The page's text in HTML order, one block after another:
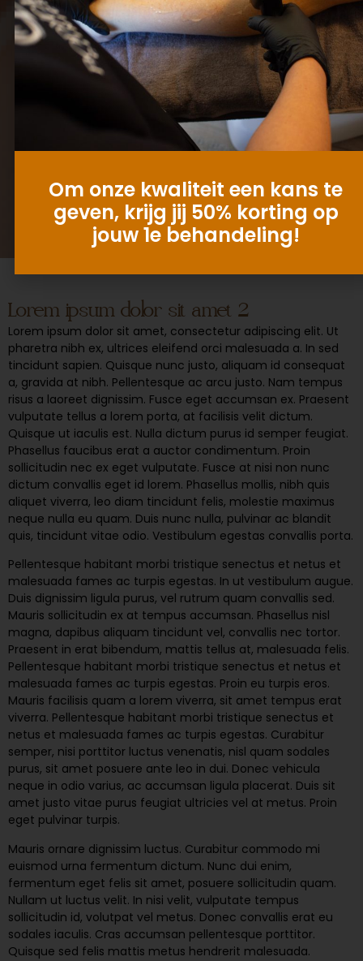
Lorem ipsum dolor sit amet 2
Lorem ipsum dolor sit amet, consectetur adipiscing elit. Ut
pharetra nibh ex, ultrices eleifend orci malesuada a. In sed
tincidunt sapien. Quisque nunc justo, aliquam id consequat
a, gravida at nibh. Pellentesque ac arcu justo. Nam tempus
risus a laoreet dignissim. Fusce eget accumsan ex. Praesent
vulputate tellus a lorem porta, at facilisis velit dictum.
Quisque ut iaculis est. Nulla dictum purus id semper feugiat.
Phasellus faucibus erat a auctor condimentum. Proin
sollicitudin nec ex eget vulputate. Fusce at nisi non nunc
dictum convallis eget id lorem. Phasellus mollis, nibh quis
aliquet viverra, leo diam tincidunt felis, molestie maximus
neque nulla eu quam. Duis nunc nulla, pulvinar ac blandit
quis, tincidunt vitae odio. Vestibulum egestas convallis porta.
Pellentesque habitant morbi tristique senectus et netus et
malesuada fames ac turpis egestas. In ut vestibulum augue.
Duis dignissim ligula purus, vel rutrum quam convallis sed.
Mauris sollicitudin ex at tempus accumsan. Phasellus nisl
magna, dapibus aliquam tincidunt vel, convallis nec tortor.
Praesent in erat bibendum, mattis tellus at, malesuada felis.
Pellentesque habitant morbi tristique senectus et netus et
malesuada fames ac turpis egestas. Proin eu turpis eros.
Mauris facilisis quam a lorem viverra, sit amet tempus erat
viverra. Pellentesque habitant morbi tristique senectus et
netus et malesuada fames ac turpis egestas. Curabitur
semper, nisi porttitor luctus venenatis, nisl quam sodales
purus, sit amet posuere ante leo in dui. Donec vehicula
neque in odio varius, ac accumsan ligula placerat. Duis sit
amet justo vitae purus feugiat ultricies vel at metus. Proin
eget pulvinar turpis.
Mauris ornare dignissim luctus. Curabitur commodo mi
euismod urna fermentum dictum. Nunc dui enim,
fermentum eget felis sit amet, posuere sollicitudin quam.
Nullam ut luctus velit. In nisi velit, vulputate tempus
sollicitudin id, volutpat vel metus. Donec convallis erat eu
sodales iaculis. Cras accumsan pellentesque porttitor.
Quisque sed felis mattis metus hendrerit malesuada.
Om onze kwaliteit een kans te
geven, krijg jij 50% korting op
jouw 1e behandeling!